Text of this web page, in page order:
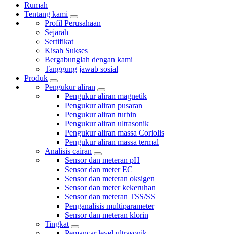
Rumah
Tentang kami
Profil Perusahaan
Sejarah
Sertifikat
Kisah Sukses
Bergabunglah dengan kami
Tanggung jawab sosial
Produk
Pengukur aliran
Pengukur aliran magnetik
Pengukur aliran pusaran
Pengukur aliran turbin
Pengukur aliran ultrasonik
Pengukur aliran massa Coriolis
Pengukur aliran massa termal
Analisis cairan
Sensor dan meteran pH
Sensor dan meter EC
Sensor dan meteran oksigen
Sensor dan meter kekeruhan
Sensor dan meteran TSS/SS
Penganalisis multiparameter
Sensor dan meteran klorin
Tingkat